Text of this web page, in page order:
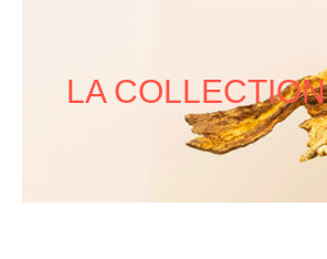
LA COLLECTION